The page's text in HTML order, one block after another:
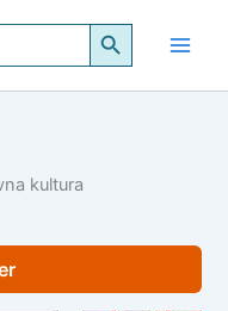
Search Button
kultura